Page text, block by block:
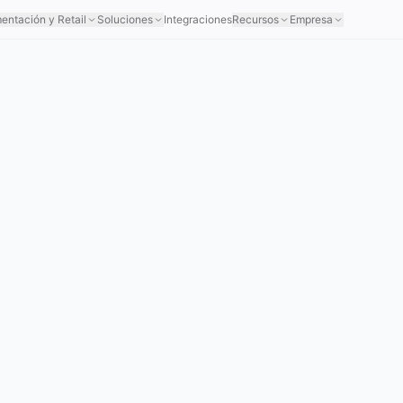
y Retail Soluciones IntegracionesRecursos Empresa